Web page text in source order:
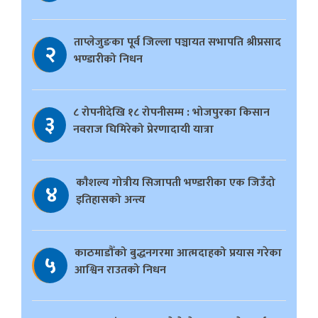
२
ताप्लेजुङका पूर्व जिल्ला पञ्चायत सभापति श्रीप्रसाद
भण्डारीको निधन
३
८ रोपनीदेखि १८ रोपनीसम्म : भोजपुरका किसान
नवराज घिमिरेको प्रेरणादायी यात्रा
४
काैशल्य गोत्रीय सिजापती भण्डारीका एक जिउँदो
इतिहासको अन्त्य
५
काठमाडौँको बुद्धनगरमा आत्मदाहको प्रयास गरेका
आश्विन राउतको निधन